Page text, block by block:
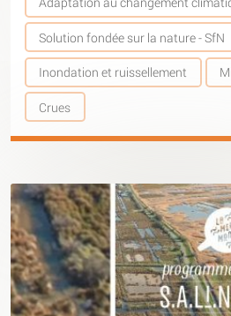
Solution fondée sur la nature - SfN
Inondation et ruissellement
Crues